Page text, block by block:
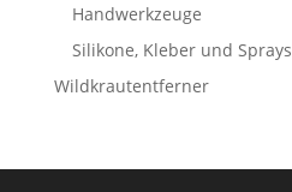
Handwerkzeuge
Silikone, Kleber und Sprays
Wildkrautentferner